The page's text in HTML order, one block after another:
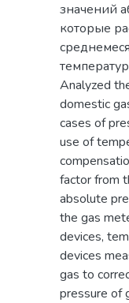
значений
которые
температур
Analyzed
domestic
cases of
use of
factor from
absolute
the gas
devices,
devices
gas to
pressure of